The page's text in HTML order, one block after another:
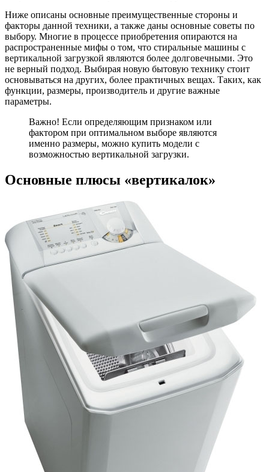
Ниже описаны основные преимущественные стороны и
факторы данной техники, а также даны основные советы по
выбору. Многие в процессе приобретения опираются на
распространенные мифы о том, что стиральные машины с
вертикальной загрузкой являются более долговечными. Это
не верный подход. Выбирая новую бытовую технику стоит
основываться на других, более практичных вещах. Таких, как
функции, размеры, производитель и другие важные
параметры.
Важно! Если определяющим признаком или
фактором при оптимальном выборе являются
именно размеры, можно купить модели с
возможностью вертикальной загрузки.
Основные плюсы «вертикалок»